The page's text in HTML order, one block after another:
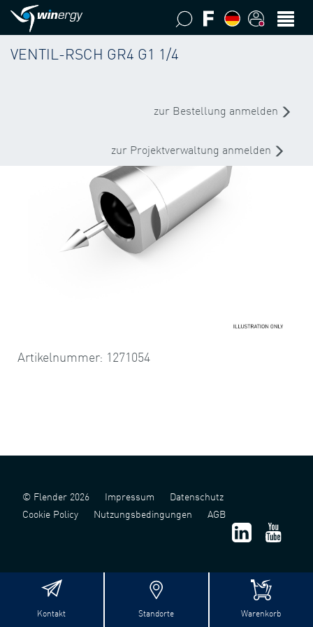
Kontakt Standorte Warenkorb
VENTIL-RSCH GR4 G1 1/4
zur Bestellung anmelden
zur Projektverwaltung anmelden
Artikelnummer: 1271054
© Flender 2026 Impressum
Datenschutz
Cookie Policy
Nutzungsbedingungen AGB